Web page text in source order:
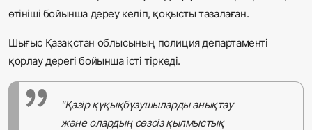
өтініші бойынша дереу келіп, қоқысты тазалаған.
Шығыс Қазақстан облысының полиция департаменті
қорлау дерегі бойынша істі тіркеді.
"Қазір құқықбұзушыларды анықтау
және олардың сөзсіз қылмыстық